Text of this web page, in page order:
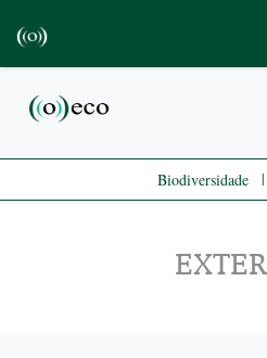
Biodiversidade |